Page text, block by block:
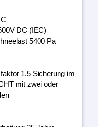
DC (IEC)
5400 Pa
1.5 Sicherung im
mit zwei oder